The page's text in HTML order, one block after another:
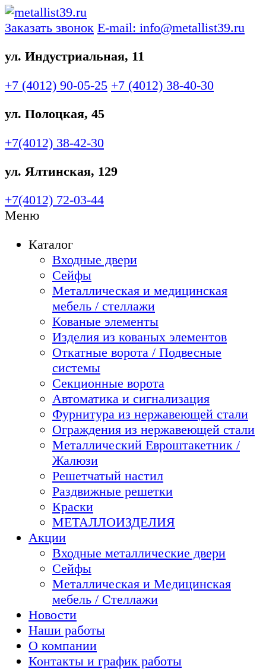
Заказать звонок E-mail: info@metallist39.ru
ул. Индустриальная, 11
+7 (4012) 90-05-25 +7 (4012) 38-40-30
ул. Полоцкая, 45
+7(4012) 38-42-30
ул. Ялтинская, 129
+7(4012) 72-03-44
Меню
Каталог
Входные двери
Сейфы
Металлическая и медицинская
мебель / стеллажи
Кованые элементы
Изделия из кованых элементов
Откатные ворота / Подвесные
системы
Секционные ворота
Автоматика и сигнализация
Фурнитура из нержавеющей стали
Ограждения из нержавеющей стали
Металлический Евроштакетник /
Жалюзи
Решетчатый настил
Раздвижные решетки
Краски
МЕТАЛЛОИЗДЕЛИЯ
Акции
Входные металлические двери
Сейфы
Металлическая и Медицинская
мебель / Стеллажи
Новости
Наши работы
О компании
Контакты и график работы